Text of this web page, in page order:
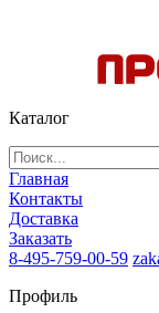
Каталог
Главная
Контакты
Доставка
Заказать
8-495-759-00-59
Профиль